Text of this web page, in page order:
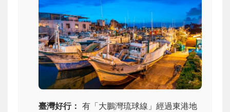
臺灣好行： 有「大鵬灣琉球線」經過東港地